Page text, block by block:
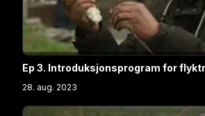
Ep 3. Introduksjonsprogram for
28. aug. 2023